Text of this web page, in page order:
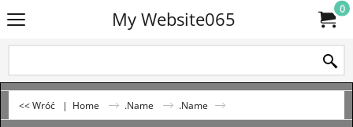
My Website065 0
<< Wróć | Home .Name .Name